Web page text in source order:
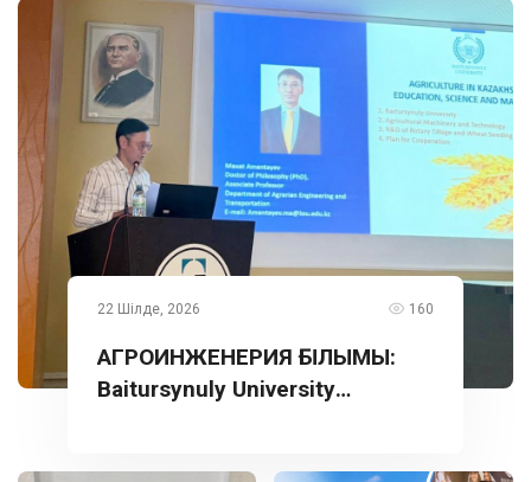
22 Шілде, 2026 160
АГРОИНЖЕНЕРИЯ ҒЫЛЫМЫ:
Baitursynuly University